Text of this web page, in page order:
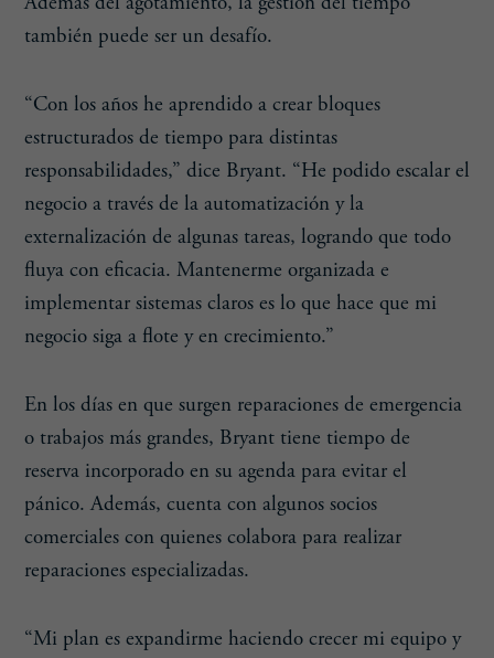
también puede ser un desafío.
“Con los años he aprendido a crear bloques
estructurados de tiempo para distintas
responsabilidades,” dice Bryant. “He podido escalar el
negocio a través de la automatización y la
externalización de algunas tareas, logrando que todo
fluya con eficacia. Mantenerme organizada e
implementar sistemas claros es lo que hace que mi
negocio siga a flote y en crecimiento.”
En los días en que surgen reparaciones de emergencia
o trabajos más grandes, Bryant tiene tiempo de
reserva incorporado en su agenda para evitar el
pánico. Además, cuenta con algunos socios
comerciales con quienes colabora para realizar
reparaciones especializadas.
“Mi plan es expandirme haciendo crecer mi equipo y